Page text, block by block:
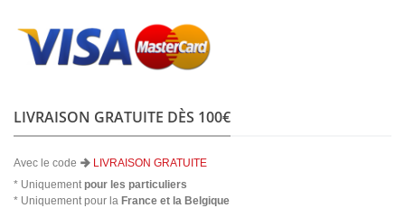
LIVRAISON GRATUITE DÈS 100€
Avec le code
LIVRAISON GRATUITE
* Uniquementpour les particuliers
* Uniquement pour la France et la Belgique